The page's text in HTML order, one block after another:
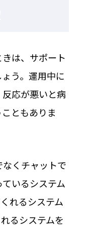
は、サポート
う。運用中に
応が悪いと病
ともありま
くチャットで
いるシステム
れるシステム
るシステムを